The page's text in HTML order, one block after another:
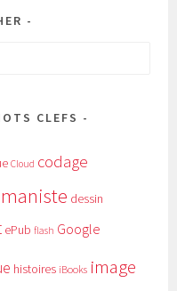
CLEFS
Cloud codage
dessin
ePub flash Google
histoires iBooks image